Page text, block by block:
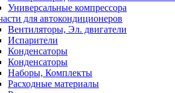
Универсальные компрессора
для автокондиционеров
Вентиляторы, Эл. двигатели
Испарители
Конденсаторы
Конденсаторы
Наборы, Комплекты
Расходные материалы